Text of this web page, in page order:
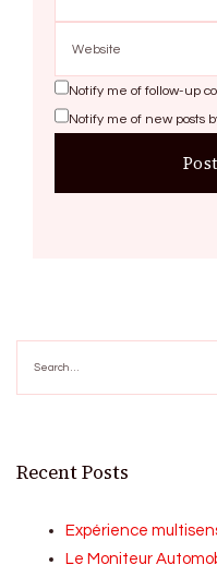
Notify me of follow-up
Notify me of new posts
for:
Recent Posts
Expérience
Le Moniteur